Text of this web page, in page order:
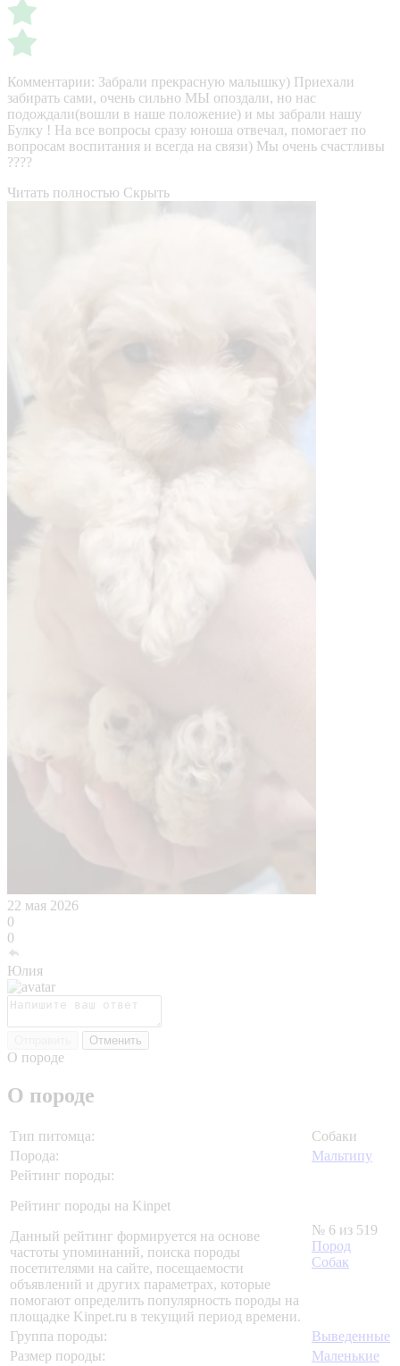
Комментарии: Забрали прекрасную малышку) Приехали
забирать сами, очень сильно МЫ опоздали, но нас
подождали(вошли в наше положение) и мы забрали нашу
Булку ! На все вопросы сразу юноша отвечал, помогает по
вопросам воспитания и всегда на связи) Мы очень счастливы
????
Читать полностью Скрыть
22 мая 2026
0
0
Юлия
Отменить
О породе
О породе
Тип питомца:
Собаки
Порода:
Мальтипу
Рейтинг породы:
Рейтинг породы на Kinpet
Данный рейтинг формируется на основе
частоты упоминаний, поиска породы
посетителями на сайте, посещаемости
объявлений и других параметрах, которые
помогают определить популярность породы на
площадке Kinpet.ru в текущий период времени.
№ 6 из 519
Пород
Собак
Группа породы:
Выведенные
Размер породы:
Маленькие